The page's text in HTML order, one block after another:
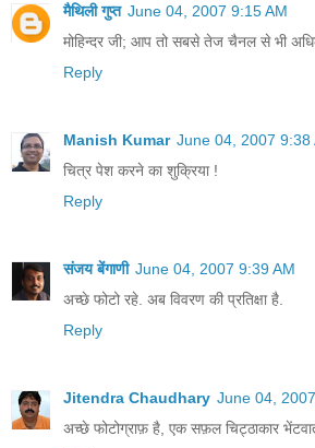
मैथिली गुप्त June 04, 2007 9:15 AM
मोहिन्दर जी; आप तो सबसे तेज चैनल से भी
Reply
Manish Kumar June 04, 2007 9:38
चित्र पेश करने का शुक्रिया !
Reply
संजय बेंगाणी June 04, 2007 9:39 AM
अच्छे फोटो रहे. अब विवरण की प्रतिक्षा है.
Reply
Jitendra Chaudhary June 04,
अच्छे फोटोग्राफ़ है, एक सफ़ल चिट्ठाकार